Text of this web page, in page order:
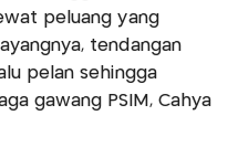
peluang yang
tendangan
pelan sehingga
gawang PSIM, Cahya